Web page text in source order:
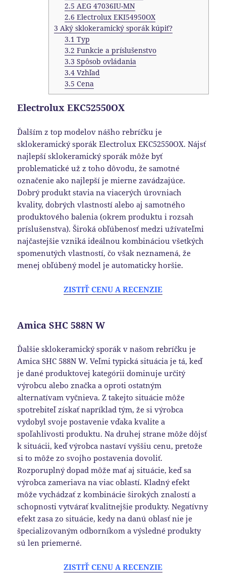
2.5 AEG 47036IU-MN
2.6 Electrolux EKI54950OX
3 Aký sklokeramický sporák kúpiť?
3.1 Typ
3.2 Funkcie a príslušenstvo
3.3 Spôsob ovládania
3.4Vzhľad
3.5 Cena
Electrolux EKC52550OX
Ďalším z top modelov nášho rebríčku je
sklokeramický sporák Electrolux EKC52550OX. Nájsť
najlepší sklokeramický sporák môže byť
problematické už z toho dôvodu, že samotné
označenie ako najlepší je mierne zavádzajúce.
Dobrý produkt stavia na viacerých úrovniach
kvality, dobrých vlastností alebo aj samotného
produktového balenia (okrem produktu i rozsah
príslušenstva). Široká obľúbenosť medzi užívateľmi
najčastejšie vzniká ideálnou kombináciou všetkých
spomenutých vlastností, čo však neznamená, že
menej obľúbený model je automaticky horšie.
ZISTIŤ CENU A RECENZIE
Amica SHC 588N W
Ďalšie sklokeramický sporák v našom rebríčku je
Amica SHC 588N W. Veľmi typická situácia je tá, keď
je dané produktovej kategórii dominuje určitý
výrobcu alebo značka a oproti ostatným
alternatívam vyčnieva. Z takejto situácie môže
spotrebiteľ získať napríklad tým, že si výrobca
vydobyl svoje postavenie vďaka kvalite a
spoľahlivosti produktu. Na druhej strane môže dôjsť
k situácii, keď výrobca nastaví vyššiu cenu, pretože
si to môže zo svojho postavenia dovoliť.
Rozporuplný dopad môže mať aj situácie, keď sa
výrobca zameriava na viac oblastí. Kladný efekt
môže vychádzať z kombinácie širokých znalostí a
schopnosti vytvárať kvalitnejšie produkty. Negatívny
efekt zasa zo situácie, kedy na danú oblasť nie je
špecializovaným odborníkom a výsledné produkty
sú len priemerné.
ZISTIŤ CENU A RECENZIE